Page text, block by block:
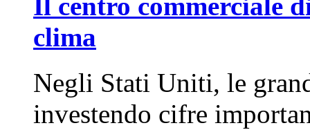
clima
Negli Stati Uniti, le
investendo cifre